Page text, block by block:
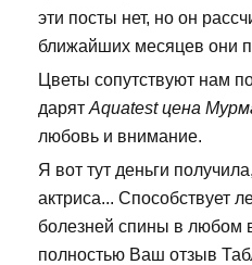
эти посты нет, но он
ближайших месяцев они
Цветы сопутствуют нам
дарят Aquatest цена
любовь и внимание.
Я вот тут деньги
актриса... Способствует
болезней спины в любом
полностью Ваш отзыв